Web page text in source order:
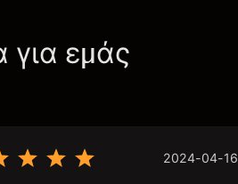
για εμάς
2024-04-16